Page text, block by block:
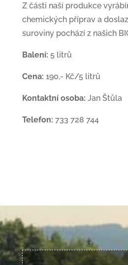
Z části naší produkce
chemických příprav a
suroviny pochází z našich
Balení: 5 litrů
Cena: 190,- Kč/5 litrů
Kontaktní osoba: Jan Štůla
Telefon: 733 728 744